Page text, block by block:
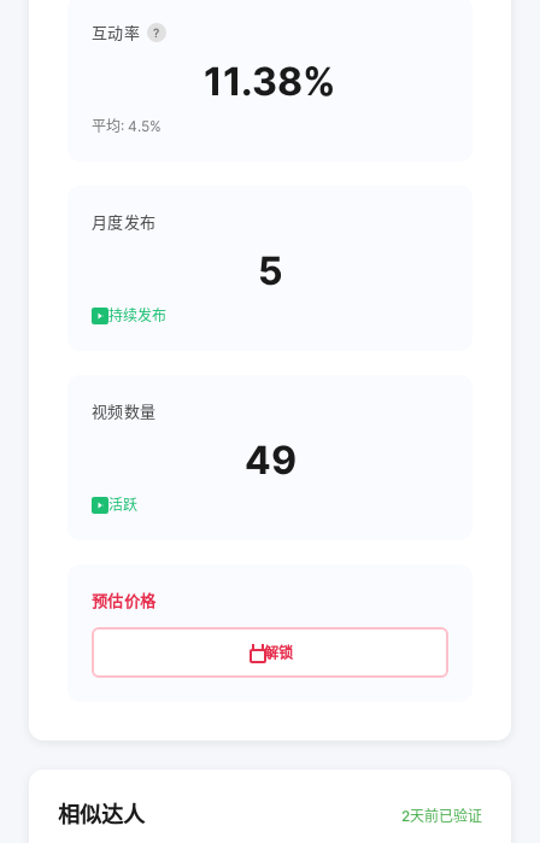
互动率 ?
11.38%
平均: 4.5%
月度发布
5
持续发布
视频数量
49
活跃
预估价格
解锁
相似达人 2天前已验证